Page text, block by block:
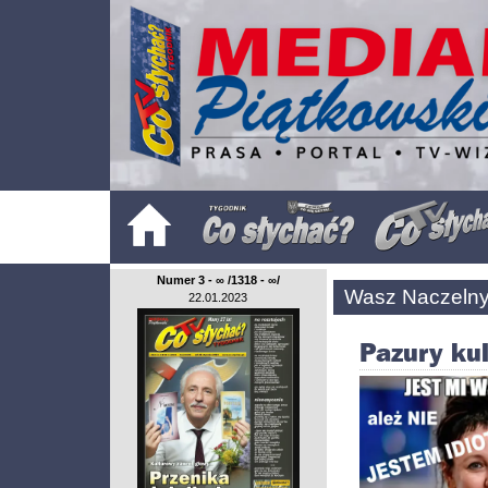
Numer 3 - ∞ /1318 - ∞/
22.01.2023
Wasz
Pazury